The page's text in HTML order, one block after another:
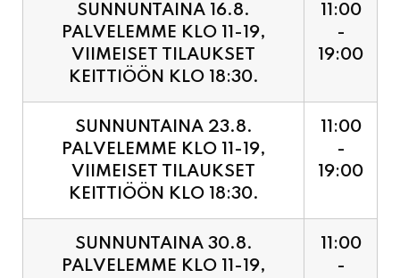
SUNNUNTAINA 16.8.
PALVELEMME KLO 11-19,
VIIMEISET TILAUKSET
KEITTIÖÖN KLO 18:30.
11:00
-
19:00
SUNNUNTAINA 23.8.
PALVELEMME KLO 11-19,
VIIMEISET TILAUKSET
KEITTIÖÖN KLO 18:30.
11:00
-
19:00
SUNNUNTAINA 30.8.
PALVELEMME KLO 11-19,
11:00
-